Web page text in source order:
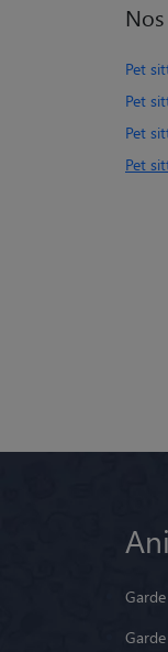
Pet
Pet
Pet
Pet